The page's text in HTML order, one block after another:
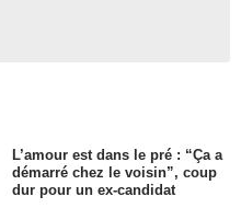
L’amour est dans le pré : “Ça a
démarré chez le voisin”, coup
dur pour un ex-candidat